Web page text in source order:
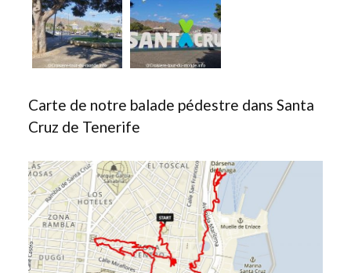
Carte de notre balade pédestre dans Santa
Cruz de Tenerife